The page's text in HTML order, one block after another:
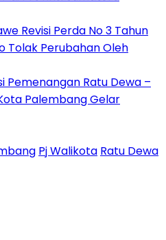
Revisi Perda No 3 Tahun
Tolak Perubahan Oleh
Pemenangan Ratu Dewa –
Palembang Gelar
Pj Walikota Ratu Dewa